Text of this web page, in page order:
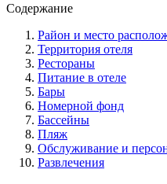
Содержание
Район и место
Территория отеля
Рестораны
Питание в отеле
Бары
Номерной фонд
Бассейны
Пляж
Обслуживание и
Развлечения